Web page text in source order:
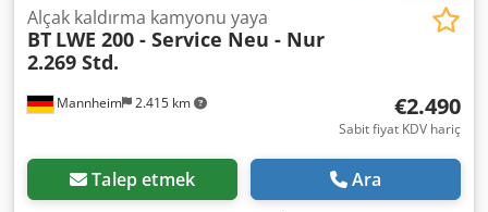
Mannheim 2.415 km
Alçak kaldırma kamyonu yaya
BT LWE 200 - Service Neu - Nur
2.269 Std.
€2.490
Sabit fiyat KDV hariç
Talep etmek Ara